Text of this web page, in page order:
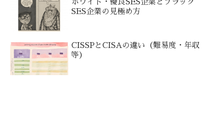
ホワイト・優良SES企業とブラック
SES企業の見極め方
CISSPとCISAの違い（難易度・年収
等）